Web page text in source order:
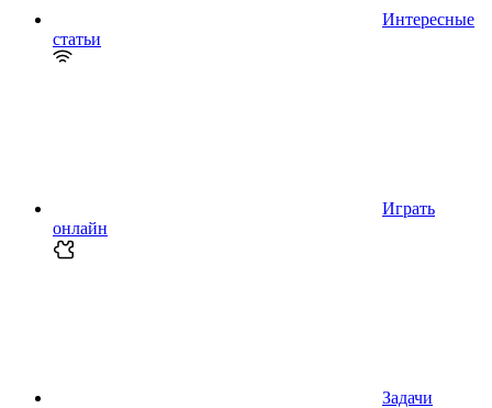
Интересные
статьи
Играть
онлайн
Задачи